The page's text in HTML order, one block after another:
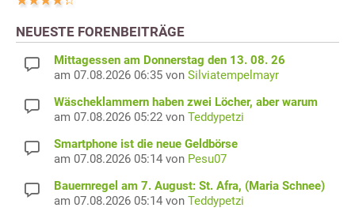
NEUESTE FORENBEITRÄGE
Mittagessen am Donnerstag den 13. 08. 26
am 07.08.2026 06:35 von Silviatempelmayr
Wäscheklammern haben zwei Löcher, aber warum
am 07.08.2026 05:22 von Teddypetzi
Smartphone ist die neue Geldbörse
am 07.08.2026 05:14 von Pesu07
Bauernregel am 7. August: St. Afra, (Maria Schnee)
am 07.08.2026 05:14 von Teddypetzi